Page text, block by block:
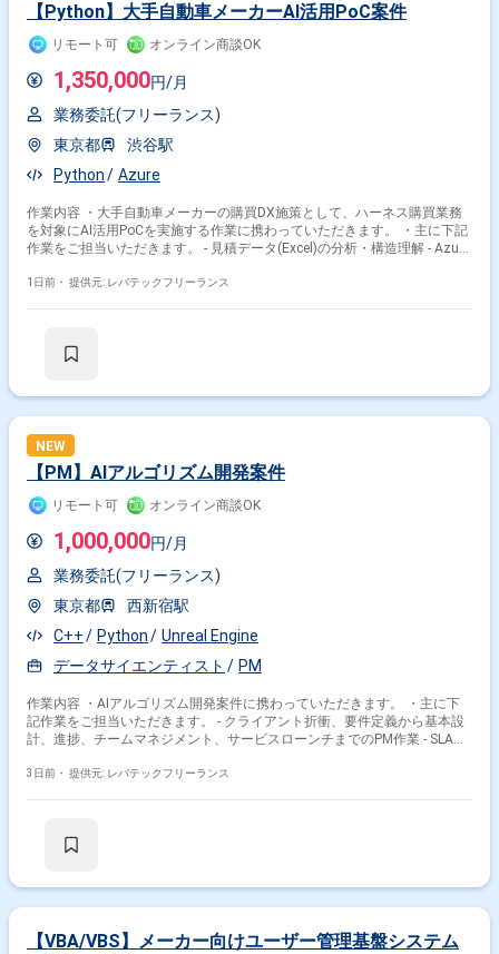
【Python】大手自動車メーカーAI活用PoC案件
リモート可 オンライン商談OK
1,350,000円/月
業務委託(フリーランス)
東京都
渋谷駅
Python
Azure
作業内容 ・大手自動車メーカーの購買DX施策として、ハーネス購買業務
を対象にAI活用PoCを実施する作業に携わっていただきます。 ・主に下記
作業をご担当いただきます。 - 見積データ(Excel)の分析・構造理解 - Azure
れ吸収ロジックの検討 - 見積比較表の自動生成PoC・差異分析検証 - クライ
1日前・ 提供元: レバテックフリーランス
NEW
【PM】AIアルゴリズム開発案件
リモート可 オンライン商談OK
1,000,000円/月
業務委託(フリーランス)
東京都
西新宿駅
C++
Python
Unreal Engine
データサイエンティスト
PM
作業内容 ・AIアルゴリズム開発案件に携わっていただきます。 ・主に下
記作業をご担当いただきます。 - クライアント折衝、要件定義から基本設
計、進捗、チームマネジメント、サービスローンチまでのPM作業 - SLAM
チ - Unreal Engineを活用した3Dシミュレーション環境(デジタルツイン都
3日前・ 提供元: レバテックフリーランス
【VBA/VBS】メーカー向けユーザー管理基盤システム